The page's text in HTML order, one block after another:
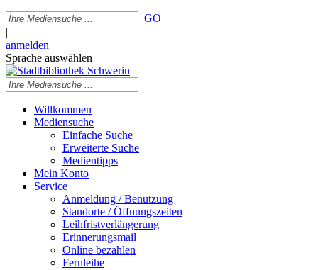
GO
|
anmelden
Sprache auswählen
Willkommen
Mediensuche
Einfache Suche
Erweiterte Suche
Medientipps
Mein Konto
Service
Anmeldung / Benutzung
Standorte / Öffnungszeiten
Leihfristverlängerung
Erinnerungsmail
Online bezahlen
Fernleihe